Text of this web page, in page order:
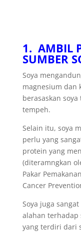
1. AMBIL
SUMBER
Soya
magnesium dan
berasaskan
tempeh.
Selain itu, soya
perlu yang
protein yang
(diteramngkan
Pakar
Cancer
Soya juga
alahan terhadap
yang terdiri dari